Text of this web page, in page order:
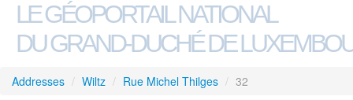
LE GÉOPORTAIL NATIONAL
DU GRAND-DUCHÉ DE
Addresses / Wiltz / Rue Michel Thilges / 32